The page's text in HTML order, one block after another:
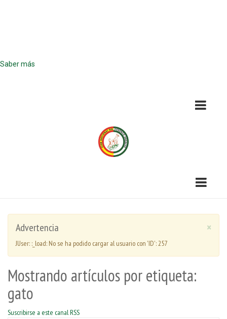
Saber más
×
Advertencia
JUser: :_load: No se ha podido cargar al usuario con 'ID': 257
Mostrando artículos por etiqueta:
gato
Suscribirse a este canal RSS